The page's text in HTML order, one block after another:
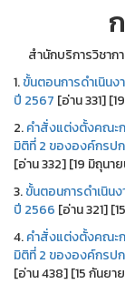
สำนักบริการวิชาก
1.ขั้นตอนการดำเนิน
ปี 2567 [อ่าน 331]
2.คำสั่งแต่งตั้งคณะ
มิติที่ 2 ขององค์กรป
[อ่าน 332] [19 มิถุนา
3.ขั้นตอนการดำเนิน
ปี 2566 [อ่าน 321]
4.คำสั่งแต่งตั้งคณะ
มิติที่ 2 ขององค์กรป
[อ่าน 438] [15 กันยา